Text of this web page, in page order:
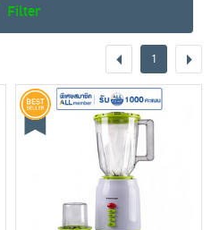
Filter
1